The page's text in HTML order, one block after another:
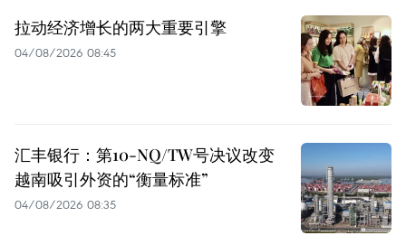
拉动经济增长的两大重要引擎
04/08/2026 08:45
汇丰银行：第10-NQ/TW号决议改变
越南吸引外资的“衡量标准”
04/08/2026 08:35